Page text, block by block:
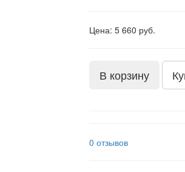
Цена: 5 660 руб.
В корзину
0 отзывов